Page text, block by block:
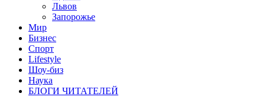
Львов
Запорожье
Мир
Бизнес
Спорт
Lifestyle
Шоу-биз
Наука
БЛОГИ ЧИТАТЕЛЕЙ